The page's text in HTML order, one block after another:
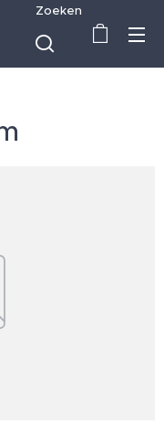
Zoeken